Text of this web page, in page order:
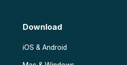
Download
iOS & Android